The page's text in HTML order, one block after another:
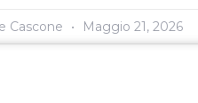
Cascone Maggio 21, 2026